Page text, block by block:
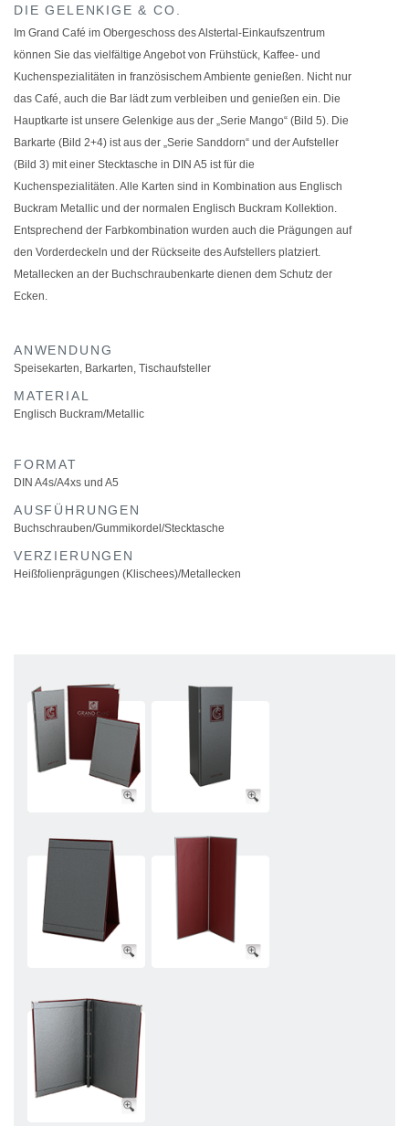
DIE GELENKIGE & CO.
Im Grand Café im Obergeschoss des Alstertal-Einkaufszentrum
können Sie das vielfältige Angebot von Frühstück, Kaffee- und
Kuchenspezialitäten in französischem Ambiente genießen. Nicht nur
das Café, auch die Bar lädt zum verbleiben und genießen ein. Die
Hauptkarte ist unsere Gelenkige aus der „Serie Mango“ (Bild 5). Die
Barkarte (Bild 2+4) ist aus der „Serie Sanddorn“ und der Aufsteller
(Bild 3) mit einer Stecktasche in DIN A5 ist für die
Kuchenspezialitäten. Alle Karten sind in Kombination aus Englisch
Buckram Metallic und der normalen Englisch Buckram Kollektion.
Entsprechend der Farbkombination wurden auch die Prägungen auf
den Vorderdeckeln und der Rückseite des Aufstellers platziert.
Metallecken an der Buchschraubenkarte dienen dem Schutz der
Ecken.
ANWENDUNG
Speisekarten Barkarten Tischaufsteller
MATERIAL
Englisch Buckram/Metallic
FORMAT
DIN A4s/A4xs und A5
AUSFÜHRUNGEN
Buchschrauben/Gummikordel/Stecktasche
VERZIERUNGEN
Heißfolienprägungen (Klischees)/Metallecken